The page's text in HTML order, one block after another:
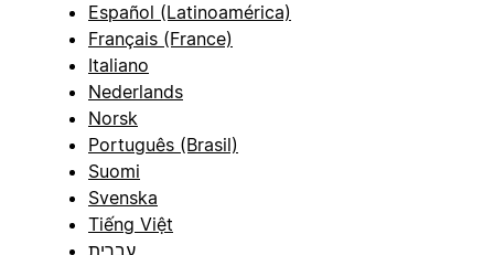
Español (Latinoamérica)
Français (France)
Italiano
Nederlands
Norsk
Português (Brasil)
Suomi
Svenska
Tiếng Việt